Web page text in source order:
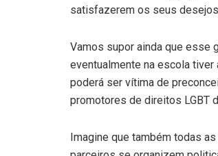
satisfazerem os seus
Vamos supor ainda que esse
eventualmente na escola tiver
poderá ser vítima de
promotores de direitos LGBT
Imagine que também todas